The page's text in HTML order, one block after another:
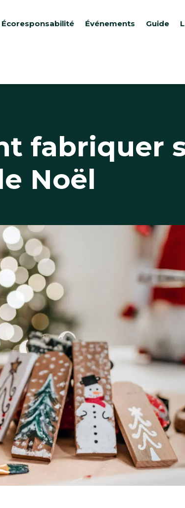
Écoresponsabilité Événements Guide
fabriquer
Noël